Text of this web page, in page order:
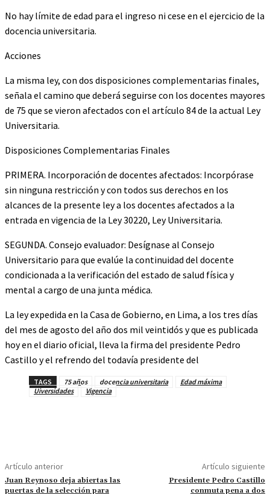
No hay límite de edad para el ingreso ni cese en el ejercicio de la
docencia universitaria.
Acciones
La misma ley, con dos disposiciones complementarias finales,
señala el camino que deberá seguirse con los docentes mayores
de 75 que se vieron afectados con el artículo 84 de la actual Ley
Universitaria.
Disposiciones Complementarias Finales
PRIMERA. Incorporación de docentes afectados: Incorpórase
sin ninguna restricción y con todos sus derechos en los
alcances de la presente ley a los docentes afectados a la
entrada en vigencia de la Ley 30220, Ley Universitaria.
SEGUNDA. Consejo evaluador: Desígnase al Consejo
Universitario para que evalúe la continuidad del docente
condicionada a la verificación del estado de salud física y
mental a cargo de una junta médica.
La ley expedida en la Casa de Gobierno, en Lima, a los tres días
del mes de agosto del año dos mil veintidós y que es publicada
hoy en el diario oficial, lleva la firma del presidente Pedro
Castillo y el refrendo del todavía presidente del
TAGS 75 años docencia universitaria
Edad máxima
Uiversidades
Vigencia
Artículo anterior
Juan Reynoso deja abiertas las
puertas de la selección para
Artículo siguiente
Presidente Pedro Castillo
conmuta pena a dos